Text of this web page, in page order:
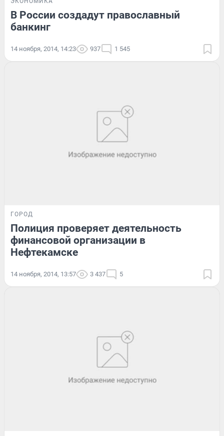
В России создадут православный
банкинг
14 ноября, 2014, 14:23 937 1 545
ГОРОД
Полиция проверяет деятельность
финансовой организации в
Нефтекамске
14 ноября, 2014, 13:57 3 437 5